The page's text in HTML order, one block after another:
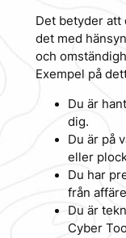
Det betyder att
det med
och
Exempel på
Du är
dig.
Du är på
eller
Du har
från
Du är
Cyber